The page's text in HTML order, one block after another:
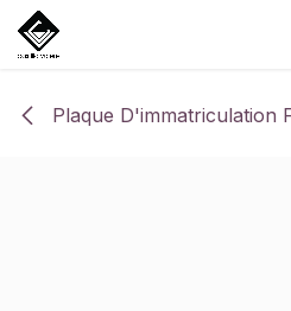
Overslaan naar inhoud
Plaque D'immatriculation